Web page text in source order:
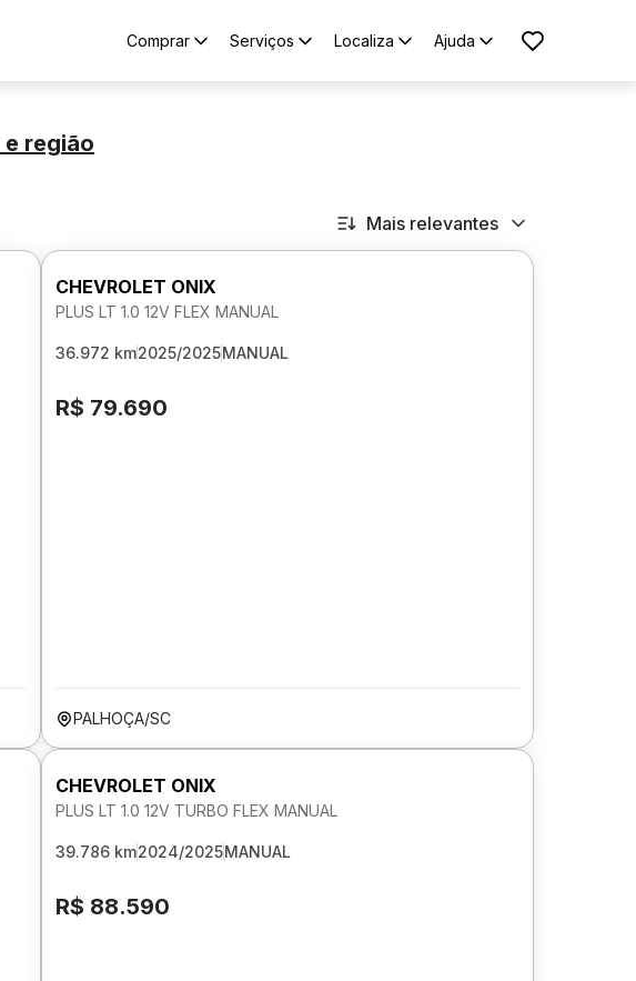
Comprar Serviços Localiza Ajuda
e região
Mais relevantes
CHEVROLET ONIX
PLUS LT 1.0 12V FLEX MANUAL
36.972 km2025/2025MANUAL
R$ 79.690
PALHOÇA/SC
CHEVROLET ONIX
PLUS LT 1.0 12V TURBO FLEX MANUAL
39.786 km2024/2025MANUAL
R$ 88.590